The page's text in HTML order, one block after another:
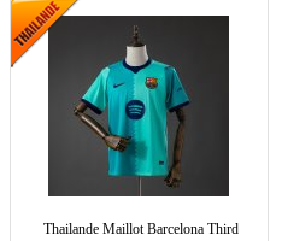
Thailande Maillot Barcelona Third